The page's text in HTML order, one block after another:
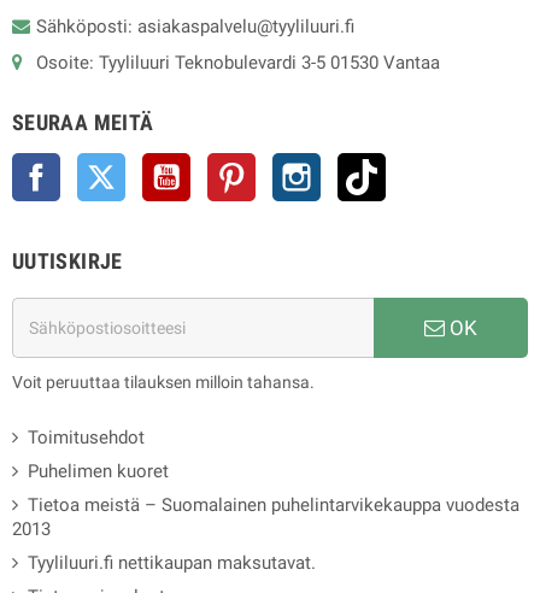
Sähköposti: asiakaspalvelu@tyyliluuri.fi
Osoite: Tyyliluuri Teknobulevardi 3-5 01530 Vantaa
SEURAA MEITÄ
Facebook Twitter YouTube Pinterest Instagram
UUTISKIRJE
OK
Voit peruuttaa tilauksen milloin tahansa.
Toimitusehdot
Puhelimen kuoret
Tietoa meistä – Suomalainen puhelintarvikekauppa vuodesta
2013
Tyyliluuri.fi nettikaupan maksutavat.